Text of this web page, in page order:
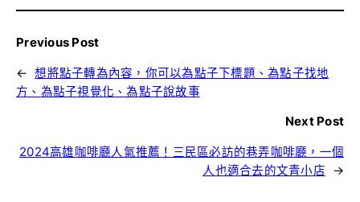
Previous Post
← 想將點子轉為內容，你可以為點子下標題、為點子找地
方、為點子視覺化、為點子說故事
Next Post
2024高雄咖啡廳人氣推薦！三民區必訪的巷弄咖啡廳，一個
人也適合去的文青小店
→